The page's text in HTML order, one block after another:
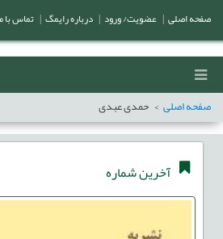
صفحه اصلی حمدی عبدی
آخرین شماره
صفحه اصلی عضویت/ ورود درباره رایمگ تماس با ما